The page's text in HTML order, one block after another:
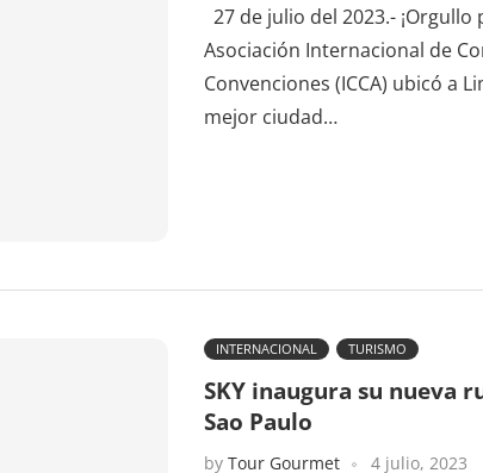
27 de julio del 2023.- ¡Orgullo
Asociación Internacional de
Convenciones (ICCA) ubicó a
mejor ciudad…
INTERNACIONAL TURISMO
SKY inaugura su nueva
Sao Paulo
by Tour Gourmet 4 julio, 2023